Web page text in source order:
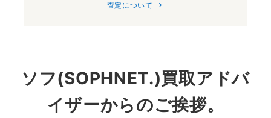
査定について
ソフ(SOPHNET.)買取アドバ
イザーからのご挨拶。